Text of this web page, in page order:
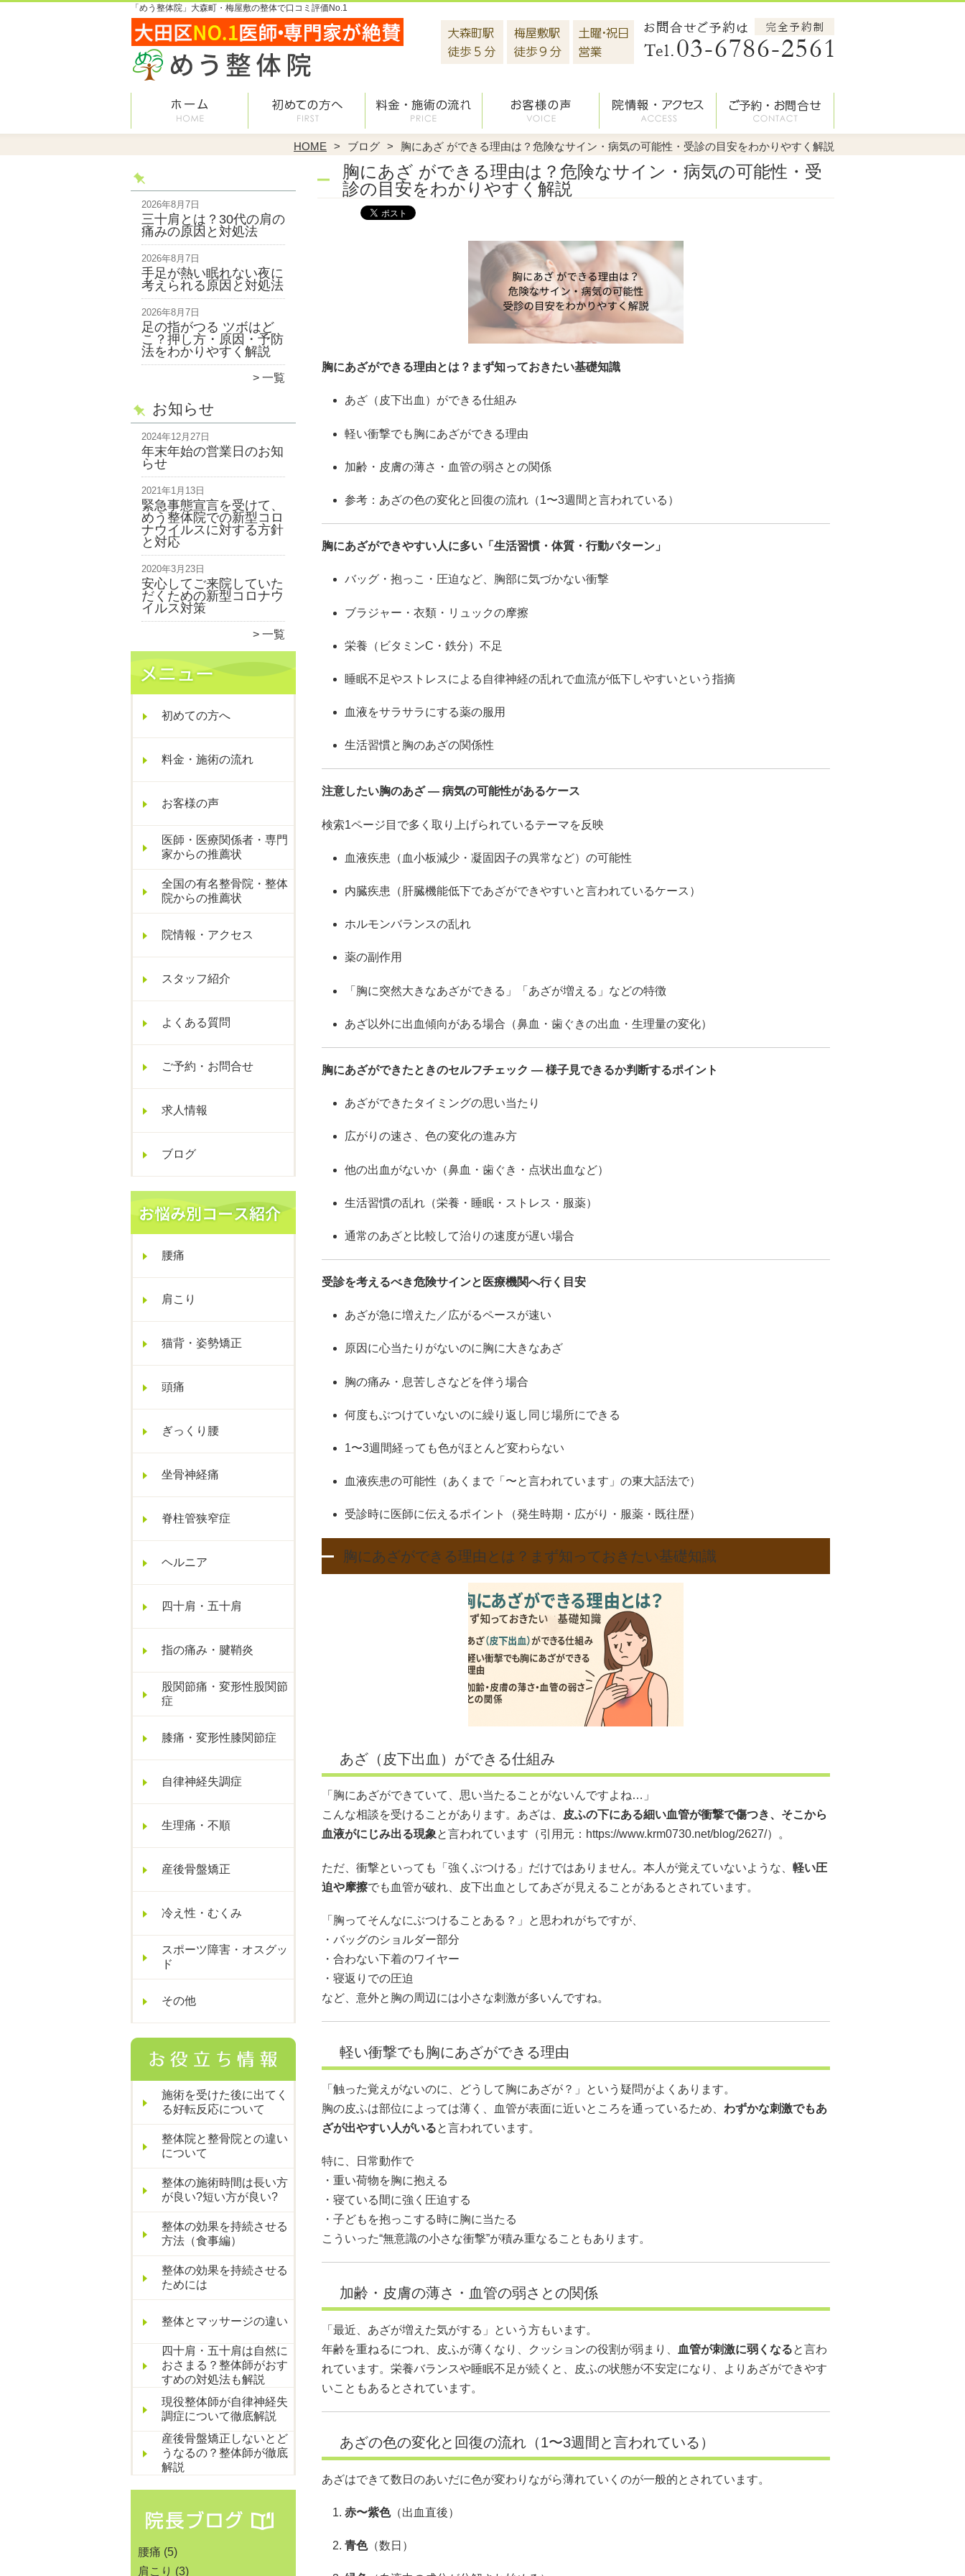
「めう整体院」大森町・梅屋敷の整体で口コミ評価No.1
HOME ブログ 胸にあざ ができる理由は？危険なサイン・病気の可能性・受診の目安をわかりやすく解説
2026年8月7日
三十肩とは？30代の肩の
痛みの原因と対処法
2026年8月7日
手足が熱い眠れない夜に
考えられる原因と対処法
2026年8月7日
足の指がつる ツボはど
こ？押し方・原因・予防
法をわかりやすく解説
一覧
お知らせ
2024年12月27日
年末年始の営業日のお知
らせ
2021年1月13日
緊急事態宣言を受けて、
めう整体院での新型コロ
ナウイルスに対する方針
と対応
2020年3月23日
安心してご来院していた
だくための新型コロナウ
イルス対策
一覧
初めての方へ
料金・施術の流れ
お客様の声
医師・医療関係者・専門
家からの推薦状
全国の有名整骨院・整体
院からの推薦状
院情報・アクセス
スタッフ紹介
よくある質問
ご予約・お問合せ
求人情報
ブログ
腰痛
肩こり
猫背・姿勢矯正
頭痛
ぎっくり腰
坐骨神経痛
脊柱管狭窄症
ヘルニア
四十肩・五十肩
指の痛み・腱鞘炎
股関節痛・変形性股関節
症
膝痛・変形性膝関節症
自律神経失調症
生理痛・不順
産後骨盤矯正
冷え性・むくみ
スポーツ障害・オスグッ
ド
その他
施術を受けた後に出てく
る好転反応について
整体院と整骨院との違い
について
整体の施術時間は長い方
が良い?短い方が良い?
整体の効果を持続させる
方法（食事編）
整体の効果を持続させる
ためには
整体とマッサージの違い
四十肩・五十肩は自然に
おさまる？整体師がおす
すめの対処法も解説
現役整体師が自律神経失
調症について徹底解説
産後骨盤矯正しないとど
うなるの？整体師が徹底
解説
腰痛 (5)
肩こり (3)
胸にあざ ができる理由は？危険なサイン・病気の可能性・受
診の目安をわかりやすく解説
胸にあざができる理由とは？まず知っておきたい基礎知識
あざ（皮下出血）ができる仕組み
軽い衝撃でも胸にあざができる理由
加齢・皮膚の薄さ・血管の弱さとの関係
参考：あざの色の変化と回復の流れ（1〜3週間と言われている）
胸にあざができやすい人に多い「生活習慣・体質・行動パターン」
バッグ・抱っこ・圧迫など、胸部に気づかない衝撃
ブラジャー・衣類・リュックの摩擦
栄養（ビタミンC・鉄分）不足
睡眠不足やストレスによる自律神経の乱れで血流が低下しやすいという指摘
血液をサラサラにする薬の服用
生活習慣と胸のあざの関係性
注意したい胸のあざ ― 病気の可能性があるケース
検索1ページ目で多く取り上げられているテーマを反映
血液疾患（血小板減少・凝固因子の異常など）の可能性
内臓疾患（肝臓機能低下であざができやすいと言われているケース）
ホルモンバランスの乱れ
薬の副作用
「胸に突然大きなあざができる」「あざが増える」などの特徴
あざ以外に出血傾向がある場合（鼻血・歯ぐきの出血・生理量の変化）
胸にあざができたときのセルフチェック — 様子見できるか判断するポイント
あざができたタイミングの思い当たり
広がりの速さ、色の変化の進み方
他の出血がないか（鼻血・歯ぐき・点状出血など）
生活習慣の乱れ（栄養・睡眠・ストレス・服薬）
通常のあざと比較して治りの速度が遅い場合
受診を考えるべき危険サインと医療機関へ行く目安
あざが急に増えた／広がるペースが速い
原因に心当たりがないのに胸に大きなあざ
胸の痛み・息苦しさなどを伴う場合
何度もぶつけていないのに繰り返し同じ場所にできる
1〜3週間経っても色がほとんど変わらない
血液疾患の可能性（あくまで「〜と言われています」の東大話法で）
受診時に医師に伝えるポイント（発生時期・広がり・服薬・既往歴）
胸にあざができる理由とは？まず知っておきたい基礎知識
あざ（皮下出血）ができる仕組み
「胸にあざができていて、思い当たることがないんですよね…」
こんな相談を受けることがあります。あざは、
皮ふの下にある細い血管が衝撃で傷つき、そこから
血液がにじみ出る現象と言われています（引用元： https://www.krm0730.net/blog/2627/）。
ただ、衝撃といっても「強くぶつける」だけではありません。本人が覚えていないような、 軽い圧
迫や摩擦でも血管が破れ、皮下出血としてあざが見えることがあるとされています。
「胸ってそんなにぶつけることある？」と思われがちですが、
・バッグのショルダー部分
・合わない下着のワイヤー
・寝返りでの圧迫
など、意外と胸の周辺には小さな刺激が多いんですね。
軽い衝撃でも胸にあざができる理由
「触った覚えがないのに、どうして胸にあざが？」という疑問がよくあります。
胸の皮ふは部位によっては薄く、血管が表面に近いところを通っているため、 わずかな刺激でもあ
ざが出やすい人がいると言われています。
特に、日常動作で
・重い荷物を胸に抱える
・寝ている間に強く圧迫する
・子どもを抱っこする時に胸に当たる
こういった“無意識の小さな衝撃”が積み重なることもあります。
加齢・皮膚の薄さ・血管の弱さとの関係
「最近、あざが増えた気がする」という方もいます。
年齢を重ねるにつれ、皮ふが薄くなり、クッションの役割が弱まり、
血管が刺激に弱くなると言わ
れています。栄養バランスや睡眠不足が続くと、皮ふの状態が不安定になり、よりあざができやす
いこともあるとされています。
あざの色の変化と回復の流れ（1〜3週間と言われている）
あざはできて数日のあいだに色が変わりながら薄れていくのが一般的とされています。
赤〜紫色（出血直後）
青色（数日）